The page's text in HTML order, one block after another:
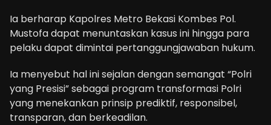
Ia berharap Kapolres Metro Bekasi Kombes Pol.
Mustofa dapat menuntaskan kasus ini hingga para
pelaku dapat dimintai pertanggungjawaban hukum.
Ia menyebut hal ini sejalan dengan semangat “Polri
yang Presisi” sebagai program transformasi Polri
yang menekankan prinsip prediktif, responsibel,
transparan, dan berkeadilan.